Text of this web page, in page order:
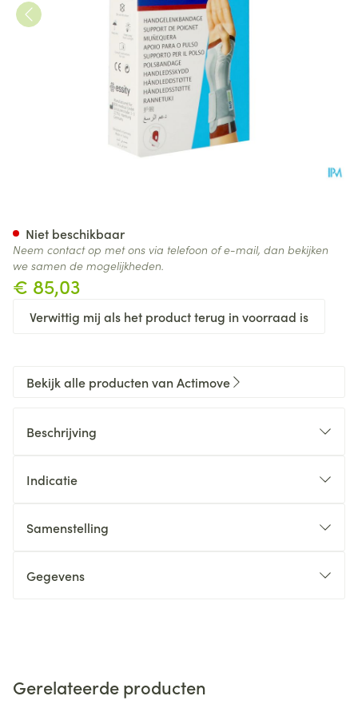
€ 85,03
Verwittig mij als het product terug in voorraad is
Niet beschikbaar
Neem contact op met ons via telefoon of e-mail, dan bekijken
we samen de mogelijkheden.
Bekijk alle producten van Actimove
Beschrijving
Indicatie
Samenstelling
Gegevens
Gerelateerde producten